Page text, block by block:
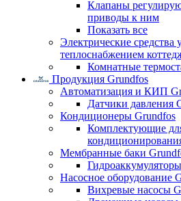
Клапаны
приводы к ним
Показать все
Электрические средства
теплоснабжением
Комнатные
Продукция Grundfos
Автоматизация и КИП
Датчики давления
Кондиционеры Grundfos
Комплектующие
Мембранные баки
Насосное оборудование
Вихревые насосы